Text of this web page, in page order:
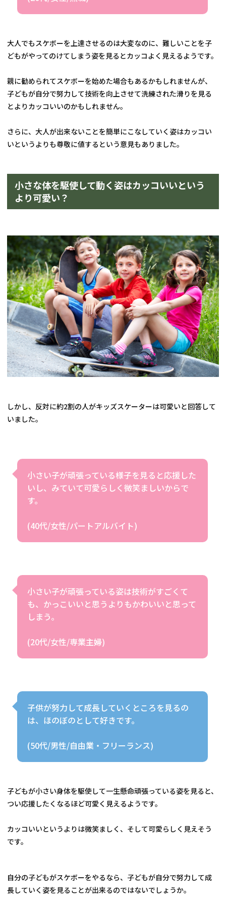
大人でもスケボーを上達させるのは大変なのに、難しいことを子
どもがやってのけてしまう姿を見るとカッコよく見えるようです。
親に勧められてスケボーを始めた場合もあるかもしれませんが、
子どもが自分で努力して技術を向上させて洗練された滑りを見る
とよりカッコいいのかもしれません。
さらに、大人が出来ないことを簡単にこなしていく姿はカッコい
いというよりも尊敬に値するという意見もありました。
小さな体を駆使して動く姿はカッコいいという
より可愛い？
しかし、反対に約2割の人がキッズスケーターは可愛いと回答して
いました。
小さい子が頑張っている様子を見ると応援した
いし、みていて可愛らしく微笑ましいからで
す。
(40代/女性/パートアルバイト)
小さい子が頑張っている姿は技術がすごくて
も、かっこいいと思うよりもかわいいと思って
しまう。
(20代/女性/専業主婦)
子供が努力して成長していくところを見るの
は、ほのぼのとして好きです。
(50代/男性/自由業・フリーランス)
子どもが小さい身体を駆使して一生懸命頑張っている姿を見ると、
つい応援したくなるほど可愛く見えるようです。
カッコいいというよりは微笑ましく、そして可愛らしく見えそう
です。
自分の子どもがスケボーをやるなら、子どもが自分で努力して成
長していく姿を見ることが出来るのではないでしょうか。